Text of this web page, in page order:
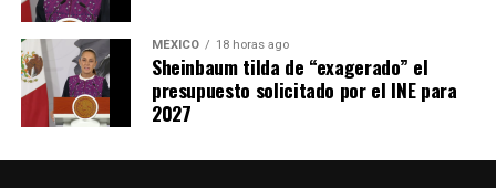
MÉXICO 18 horas ago
Sheinbaum tilda de “exagerado” el
presupuesto solicitado por el INE para
2027